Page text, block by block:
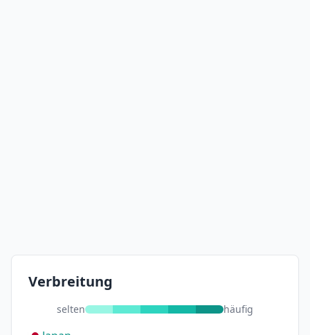
Verbreitung
selten häufig